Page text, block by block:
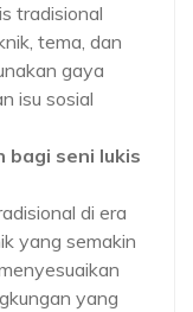
tradisional
tema, dan
gaya
isu sosial
bagi seni lukis
di era
yang semakin
yang